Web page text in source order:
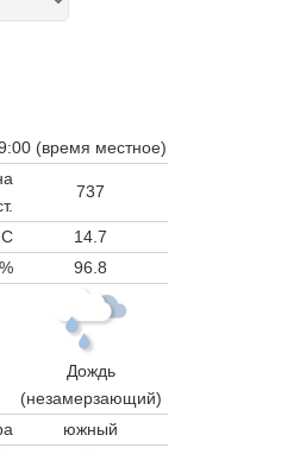
(время местное)
737
14.7
96.8
Дождь
(незамерзающий)
южный